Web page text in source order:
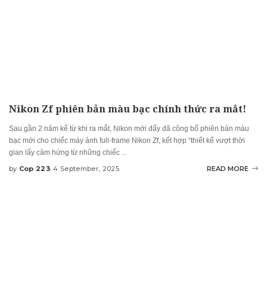
Nikon Zf phiên bản màu bạc chính thức ra mắt!
Sau gần 2 năm kể từ khi ra mắt, Nikon mới đấy đã công bố phiên bản màu
bạc mới cho chiếc máy ảnh full-frame Nikon Zf, kết hợp “thiết kế vượt thời
gian lấy cảm hứng từ những chiếc
Posted
by Cop 223 4 September, 2025 READ MORE